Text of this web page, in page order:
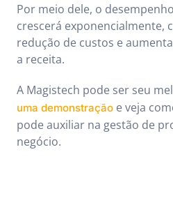
Por meio dele, o
crescerá exponencialmente,
redução de custos e
a receita.
A Magistech pode ser seu
uma demonstração e veja
pode auxiliar na gestão de
negócio.